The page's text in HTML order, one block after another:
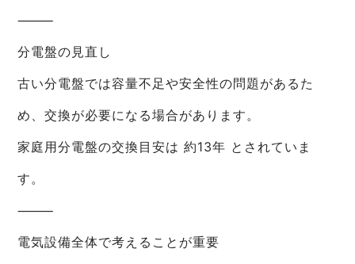
⸻
分電盤の見直し
古い分電盤では容量不足や安全性の問題があるた
め、交換が必要になる場合があります。
家庭用分電盤の交換目安は 約13年 とされていま
す。
⸻
電気設備全体で考えることが重要